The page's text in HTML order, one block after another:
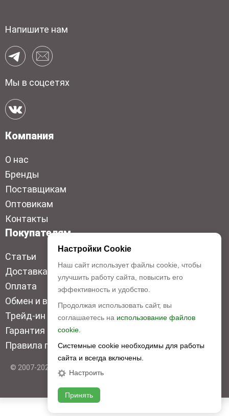
Напишите нам
Мы в соцсетях
Компания
О нас
Бренды
Поставщикам
Оптовикам
Контакты
Покупателям
Статьи
Доставка
Оплата
Обмен и возврат
Трейд-ин
Гарантия низкой цены
Правила продажи
© 2007-2026 Top Disc. Все права защищены
Настройки Cookie
Наш сайт использует файлы cookie, чтобы
улучшить работу сайта, повысить его
эффективность и удобство.
Продолжая использовать сайт, вы
соглашаетесь на использование файлов
cookie.
Системные cookie необходимы для работы
сайта и всегда включены.
Настроить
Принять